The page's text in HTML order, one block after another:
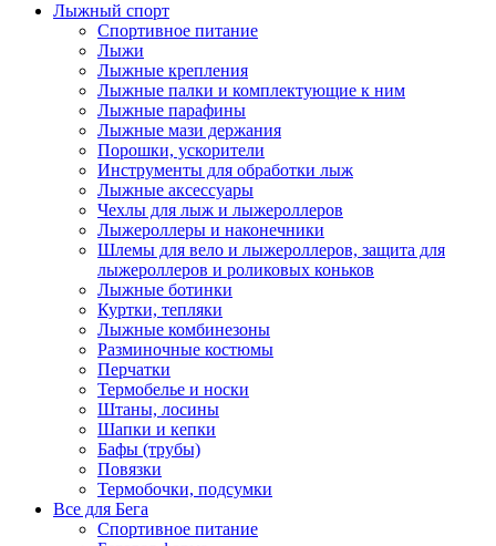
Лыжный спорт
Спортивное питание
Лыжи
Лыжные крепления
Лыжные палки и комплектующие к ним
Лыжные парафины
Лыжные мази держания
Порошки, ускорители
Инструменты для обработки лыж
Лыжные аксессуары
Чехлы для лыж и лыжероллеров
Лыжероллеры и наконечники
Шлемы для вело и лыжероллеров, защита для
лыжероллеров и роликовых коньков
Лыжные ботинки
Куртки, тепляки
Лыжные комбинезоны
Разминочные костюмы
Перчатки
Термобелье и носки
Штаны, лосины
Шапки и кепки
Бафы (трубы)
Повязки
Термобочки, подсумки
Все для Бега
Спортивное питание